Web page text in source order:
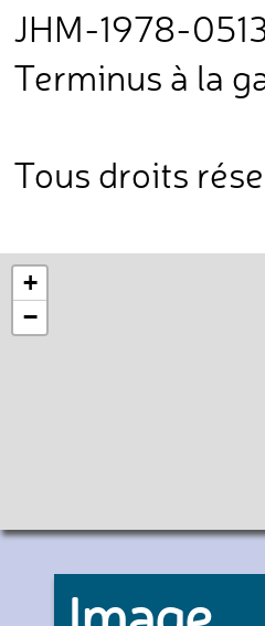
JHM-1978-
Terminus à la
Tous droits
+
−